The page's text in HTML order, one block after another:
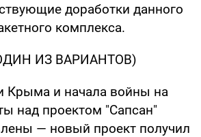
доработки данного
комплекса.
ИЗ ВАРИАНТОВ)
Крыма и начала войны на
над проектом "Сапсан"
— новый проект получил